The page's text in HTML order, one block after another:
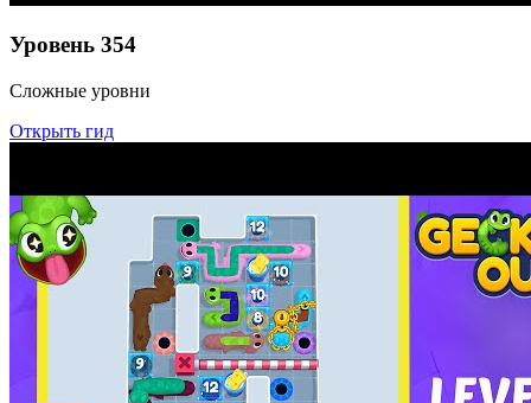
Уровень 354
Сложные уровни
Открыть гид